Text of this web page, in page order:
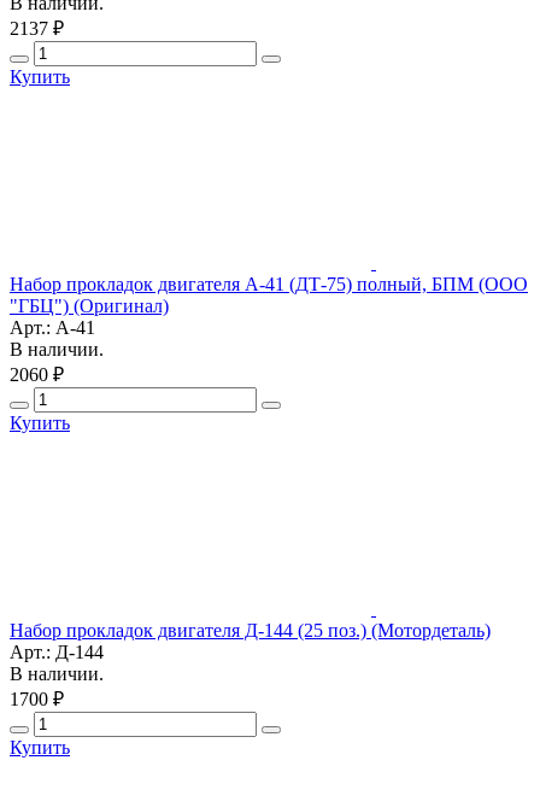
2137 ₽
Купить
Набор прокладок двигателя А-41 (ДТ-75) полный, БПМ (ООО
"ГБЦ") (Оригинал)
Арт.: А-41
В наличии.
2060 ₽
Купить
Набор прокладок двигателя Д-144 (25 поз.) (Мотордеталь)
Арт.: Д-144
В наличии.
1700 ₽
Купить